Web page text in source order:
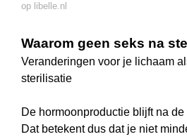
op libelle.nl
Waarom geen seks na
Veranderingen voor je lichaam
sterilisatie
De hormoonproductie blijft na
Dat betekent dus dat je niet